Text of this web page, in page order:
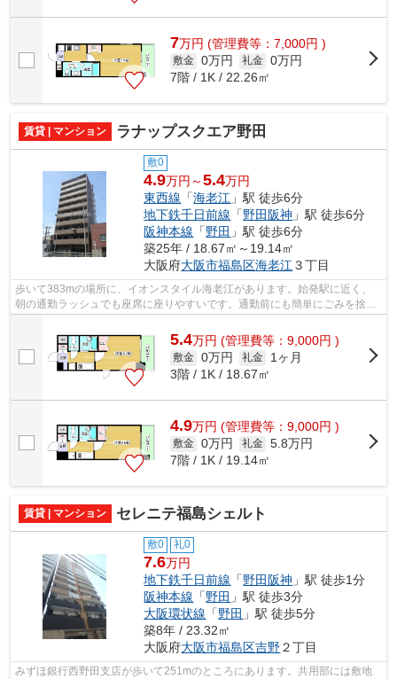
7万円 (管理費等：7,000円 )
敷金 0万円 礼金 0万円
7階 / 1K / 22.26㎡
賃貸 | マンション ラナップスクエア野田
敷0
4.9万円～5.4万円
東西線 「海老江 」駅 徒歩6分
地下鉄千日前線 「野田阪神 」駅 徒歩6分
阪神本線 「野田 」駅 徒歩6分
築25年 / 18.67㎡～19.14㎡
大阪府大阪市福島区海老江 ３丁目
歩いて383mの場所に、イオンスタイル海老江があります。始発駅に近く、
朝の通勤ラッシュでも座席に座りやすいです。通勤前にも簡単にごみを捨て
ることができる敷地内ごみ置き場付きの...
5.4万円 (管理費等：9,000円 )
敷金 0万円 礼金
1ヶ月
3階 / 1K / 18.67㎡
4.9万円 (管理費等：9,000円 )
敷金 0万円 礼金 5.8万円
7階 / 1K / 19.14㎡
賃貸 | マンション セレニテ福島シェルト
敷0 礼0
7.6万円
地下鉄千日前線 「野田阪神 」駅 徒歩1分
阪神本線 「野田 」駅 徒歩3分
大阪環状線 「野田 」駅 徒歩5分
築8年 / 23.32㎡
大阪府大阪市福島区吉野２丁目
みずほ銀行西野田支店が歩いて251mのところにあります。共用部には敷地